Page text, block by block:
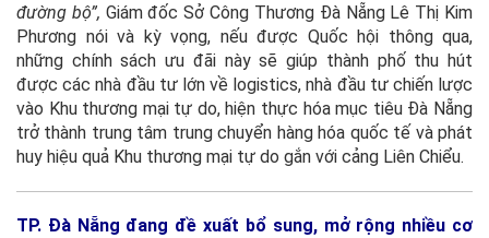
đường bộ”, Giám đốc Sở Công Thương Đà Nẵng Lê Thị Kim
Phương nói và kỳ vọng, nếu được Quốc hội thông qua,
những chính sách ưu đãi này sẽ giúp thành phố thu hút
được các nhà đầu tư lớn về logistics, nhà đầu tư chiến lược
vào Khu thương mại tự do, hiện thực hóa mục tiêu Đà Nẵng
trở thành trung tâm trung chuyển hàng hóa quốc tế và phát
huy hiệu quả Khu thương mại tự do gắn với cảng Liên Chiểu.
TP. Đà Nẵng đang đề xuất bổ sung, mở rộng nhiều cơ